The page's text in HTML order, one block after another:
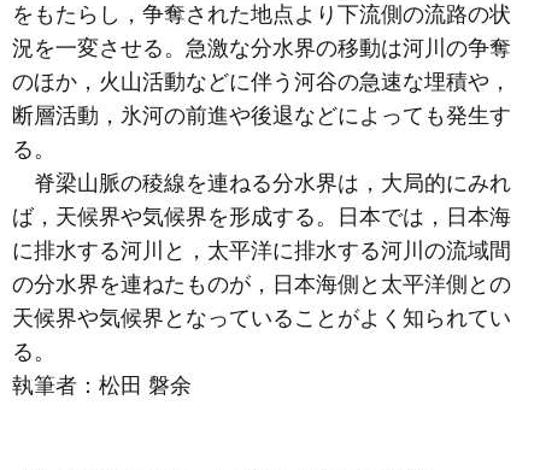
をもたらし，争奪された地点より下流側の流路の状
況を一変させる。急激な分水界の移動は河川の争奪
のほか，火山活動などに伴う河谷の急速な埋積や，
断層活動，氷河の前進や後退などによっても発生す
る。
脊梁山脈の稜線を連ねる分水界は，大局的にみれ
ば，天候界や気候界を形成する。日本では，日本海
に排水する河川と，太平洋に排水する河川の流域間
の分水界を連ねたものが，日本海側と太平洋側との
天候界や気候界となっていることがよく知られてい
る。
執筆者： 松田 磐余